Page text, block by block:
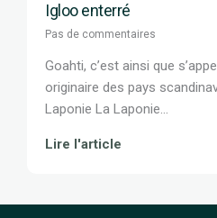
Igloo enterré
Pas de commentaires
Goahti, c’est ainsi que
originaire des pays
Laponie La Laponie...
Lire l'article